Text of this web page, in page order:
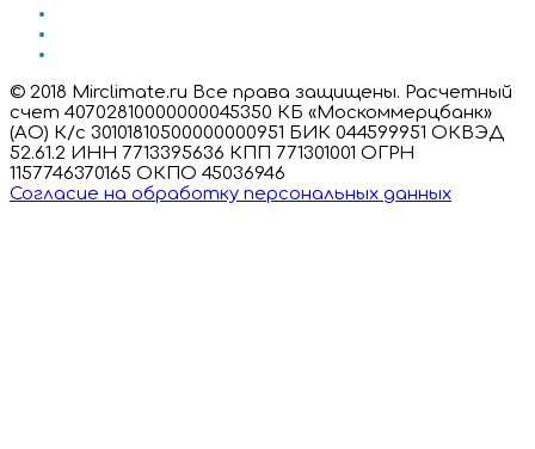
© 2018 Mirclimate.ru Все права защищены. Расчетный
счет 40702810000000045350 КБ «Москоммерцбанк»
(АО) К/с 30101810500000000951 БИК 044599951 ОКВЭД
52.61.2 ИНН 7713395636 КПП 771301001 ОГРН
1157746370165 ОКПО 45036946
Согласие на обработку персональных данных